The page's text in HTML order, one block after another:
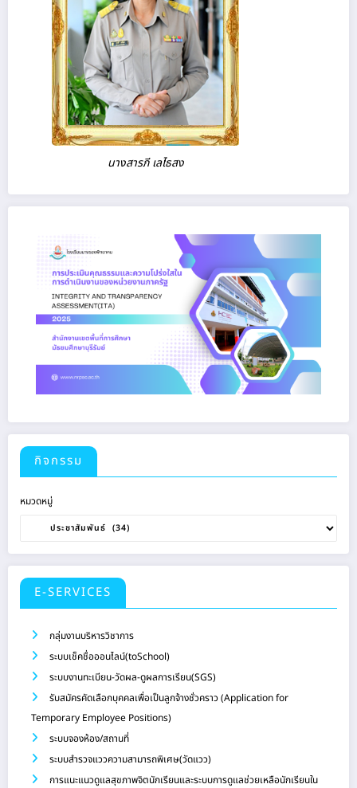
นางสารภี เลไธสง
กิจกรรม
หมวดหมู่
E-SERVICES
กลุ่มงานบริหารวิชาการ
ระบบเช็คชื่อออนไลน์(toSchool)
ระบบงานทะเบียน-วัดผล-ดูผลการเรียน(SGS)
รับสมัครคัดเลือกบุคคลเพื่อเป็นลูกจ้างชั่วคราว (Application for
Temporary Employee Positions)
ระบบจองห้อง/สถานที่
ระบบสำรวจแววความสามารถพิเศษ(วัดแวว)
การแนะแนวดูแลสุขภาพจิตนักเรียนและระบบการดูแลช่วยเหลือนักเรียนใน